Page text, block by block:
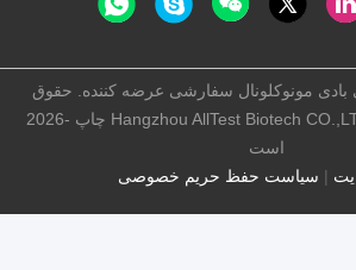
سیاست حفظ حریم خصوصی |
مونوکلونال سفارشی عرضه کننده. حقوق
چاپ -2026 Hangzhou AllTest Biotech CO.,LTD تمام حقوق محفوظ
است